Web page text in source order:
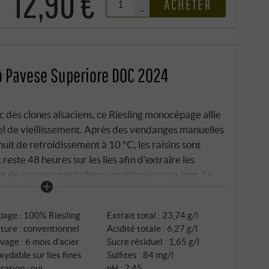
–
ACHETER
Superiore DOC 2024
clones alsaciens, ce Riesling monocépage allie
vieillissement. Après des vendanges manuelles
de refroidissement à 10 °C, les raisins sont
48 heures sur les lies afin d'extraire les
commencer la fermentation en cuve inox. Le
mois sur lies fines.
: 100% Riesling
: conventionnel
: 6 mois d'acier
sur lies fines
Extrait total : 23,74 g/l
Acidité totale : 6,27 g/l
Sucre résiduel : 1,65 g/l
Sulfites : 84 mg/l